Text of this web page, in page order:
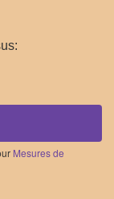
Mesures de